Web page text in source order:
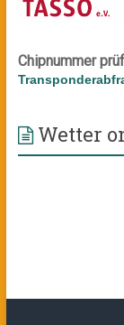
Chipnummer
Wetter